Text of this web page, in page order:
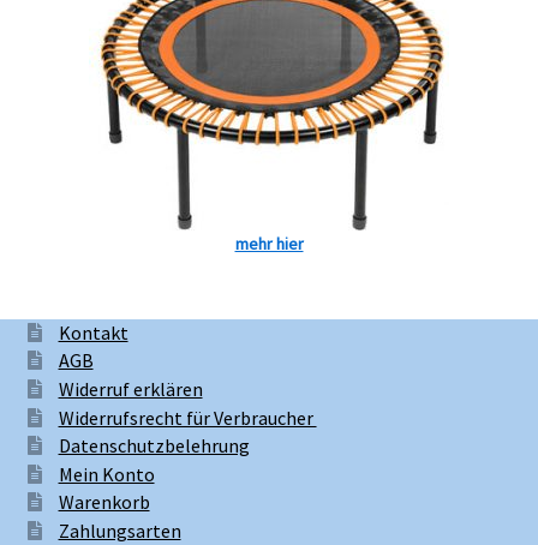
mehr hier
Kontakt
AGB
Widerruf erklären
Widerrufsrecht für Verbraucher
Datenschutzbelehrung
Mein Konto
Warenkorb
Zahlungsarten